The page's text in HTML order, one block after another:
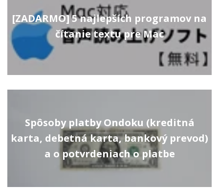
[ZADARMO] 5 najlepších programov na
čítanie textu pre Mac
Spôsoby platby Ondoku (kreditná
karta, debetná karta, bankový prevod)
a o potvrdeniach o platbe